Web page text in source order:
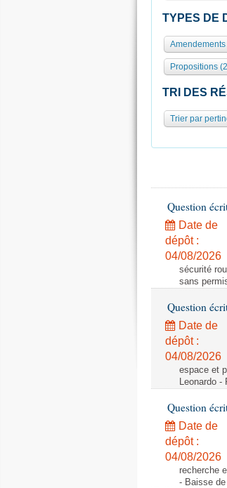
TYPES DE
Propositions
TRI DES
Trier par
Question
Date de
dépôt :
04/08/2026
sécurité
sans
Question
Date de
dépôt :
04/08/2026
espace et
Leonardo
Question
Date de
dépôt :
04/08/2026
recherche
- Baisse